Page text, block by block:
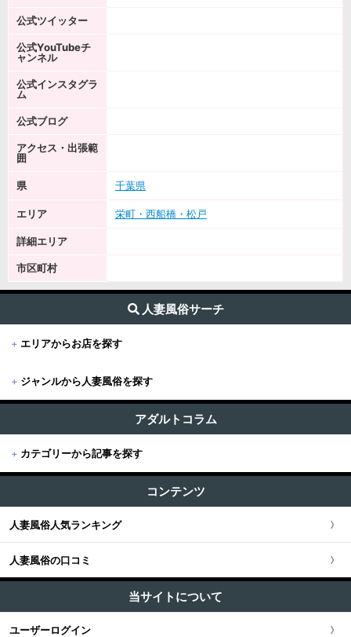
公式ツイッター
公式YouTubeチ
ャンネル
公式インスタグラ
ム
公式ブログ
アクセス・出張範
囲
県 千葉県
エリア 栄町・西船橋・松戸
詳細エリア
市区町村
人妻風俗サーチ
+ エリアからお店を探す
+東京
東京全域
新宿・歌舞伎町・新大久保・高田馬場
池袋・大塚・巣鴨
五反田・品川・高輪・蒲田
新橋・汐留・銀座・六本木
関東版TOP
埼玉県
神奈川県
茨城県
+関西
関西全域
大阪府
東海・北陸・甲信越版TOP
東海・北陸・甲信越全域
中国・四国版TOP
+九州・沖縄
+ ジャンルから人妻風俗を探す
アダルトコラム
+ カテゴリーから記事を探す
コンテンツ
人妻風俗人気ランキング
人妻風俗の口コミ
当サイトについて
ユーザーログイン